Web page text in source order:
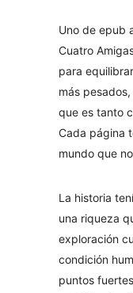
Uno de epub
Cuatro
para
más
que es tanto
Cada página
mundo que
La historia
una riqueza
exploración
condición
puntos